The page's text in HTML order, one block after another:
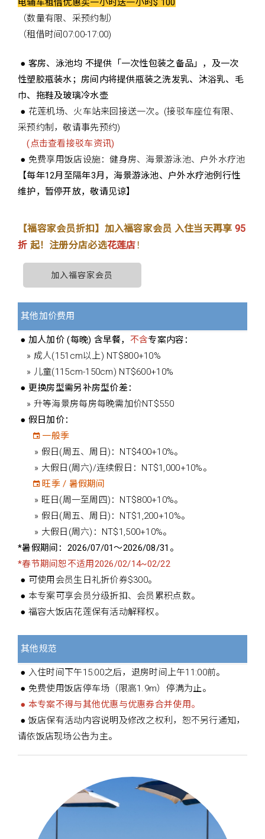
电辅车租借优惠买一小时送一小时$ 100
（数量有限、采预约制）
（租借时间07:00-17:00)
● 客房、泳池均 不提供「一次性包装之备品」，及一次
性塑胶瓶装水；房间内将提供瓶装之洗发乳、沐浴乳、毛
巾、拖鞋及玻璃冷水壶
● 花莲机场、火车站来回接送一次。(接驳车座位有限、
采预约制，敬请事先预约)
(点击查看接驳车资讯)
● 免费享用饭店设施：健身房、海景游泳池、户外水疗池
【每年12月至隔年3月，海景游泳池、户外水疗池例行性
维护，暂停开放，敬请见谅】
【福容家会员折扣】加入福容家会员 入住当天再享 95
折 起！注册分店必选花莲店！
加入福容家会员
其他加价费用
● 加人加价 (每晚) 含早餐， 不含专案内容：
» 成人(151cm以上) NT$800+10%
» 儿童(115cm-150cm) NT$600+10%
● 更换房型需另补房型价差：
» 升等海景房每房每晚需加价NT$550
● 假日加价：
一般季
» 假日(周五、周日)：NT$400+10%。
» 大假日(周六)/连续假日：NT$1,000+10%。
旺季 / 暑假期间
» 旺日(周一至周四)：NT$800+10%。
» 假日(周五、周日)：NT$1,200+10%。
» 大假日(周六)：NT$1,500+10%。
*暑假期间：2026/07/01～2026/08/31。
*春节期间恕不适用2026/02/14~02/22
● 可使用会员生日礼折价券$300。
● 本专案可享会员分级折扣、会员累积点数。
● 福容大饭店花莲保有活动解释权。
其他规范
● 入住时间下午15:00之后，退房时间上午11:00前。
● 免费使用饭店停车场（限高1.9m）停满为止。
● 本专案不得与其他优惠与优惠券合并使用。
● 饭店保有活动内容说明及修改之权利，恕不另行通知，
请依饭店现场公告为主。